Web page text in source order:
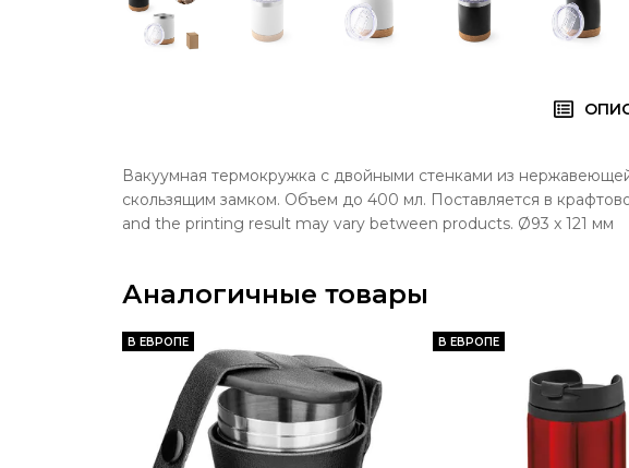
Вакуумная термокружка с двойными стенками из
скользящим замком. Объем до 400 мл. Поставляется в
and the printing result may vary between products. Ø93 x 121 мм
Аналогичные товары
В ЕВРОПЕ В ЕВРОПЕ